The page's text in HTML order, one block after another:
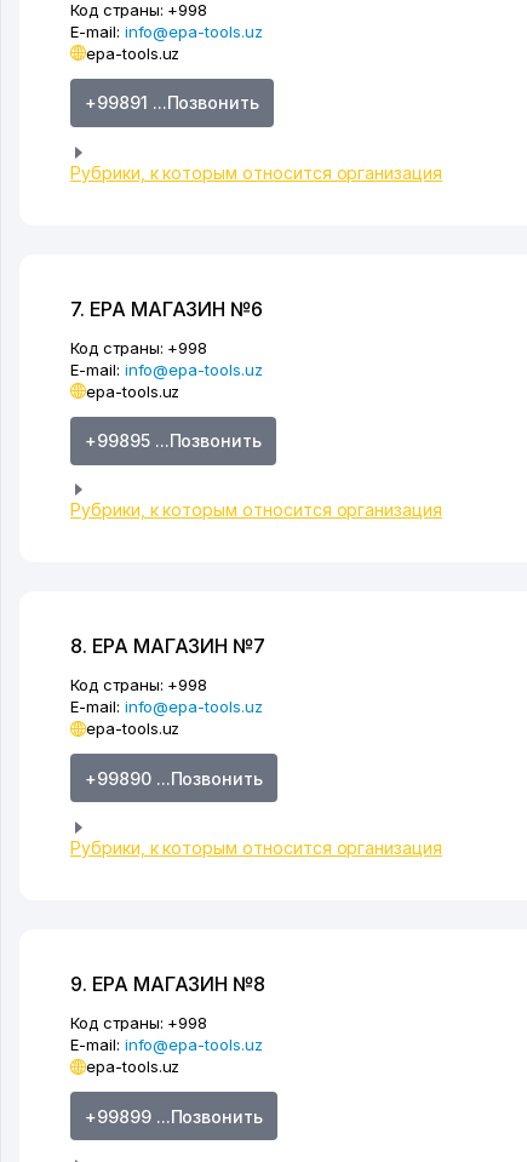
Код страны: +998
E-mail: info@epa-tools.uz
epa-tools.uz
+99891 ...Позвонить
Рубрики, к которым относится организация
7. EPA МАГАЗИН №6
Код страны: +998
E-mail: info@epa-tools.uz
epa-tools.uz
+99895 ...Позвонить
Рубрики, к которым относится организация
8. EPA МАГАЗИН №7
Код страны: +998
E-mail: info@epa-tools.uz
epa-tools.uz
+99890 ...Позвонить
Рубрики, к которым относится организация
9. EPA МАГАЗИН №8
Код страны: +998
E-mail: info@epa-tools.uz
epa-tools.uz
+99899 ...Позвонить